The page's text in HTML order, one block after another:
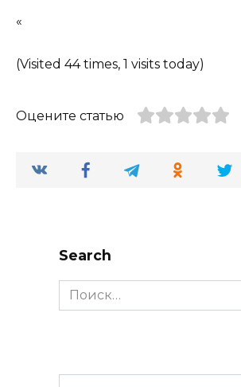
«
(Visited 44 times, 1 visits today)
Оцените статью
Search
Search
for: